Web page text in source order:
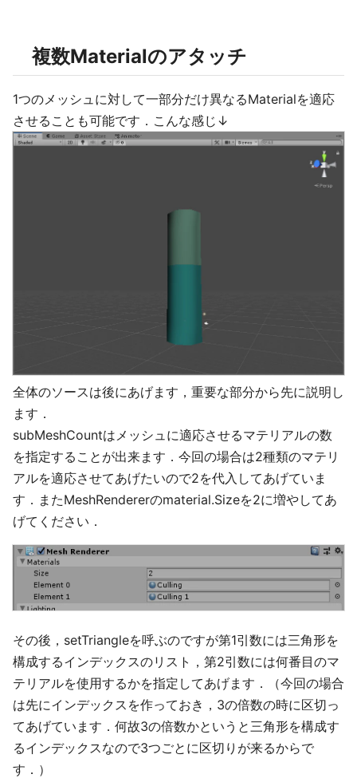
複数Materialのアタッチ
1つのメッシュに対して一部分だけ異なるMaterialを適応
させることも可能です．こんな感じ↓
全体のソースは後にあげます，重要な部分から先に説明し
ます．
subMeshCountはメッシュに適応させるマテリアルの数
を指定することが出来ます．今回の場合は2種類のマテリ
アルを適応させてあげたいので2を代入してあげていま
す．またMeshRendererのmaterial.Sizeを2に増やしてあ
げてください．
その後，setTriangleを呼ぶのですが第1引数には三角形を
構成するインデックスのリスト，第2引数には何番目のマ
テリアルを使用するかを指定してあげます．（今回の場合
は先にインデックスを作っておき，3の倍数の時に区切っ
てあげています．何故3の倍数かというと三角形を構成す
るインデックスなので3つごとに区切りが来るからで
す．）